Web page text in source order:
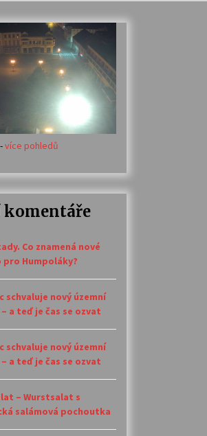
ploty
více pohledů
komentáře
Co znamená nové
Humpoláky?
schvaluje nový územní
a teď je čas se ozvat
schvaluje nový územní
a teď je čas se ozvat
– Wurstsalat s
salámová pochoutka